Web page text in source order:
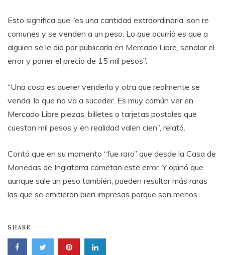
Esto significa que “es una cantidad extraordinaria, son re
comunes y se venden a un peso. Lo que ocurrió es que a
alguien se le dio por publicarla en Mercado Libre, señalar el
error y poner el precio de 15 mil pesos”.
“Una cosa es querer venderla y otra que realmente se
venda, lo que no va a suceder. Es muy común ver en
Mercado Libre piezas, billetes o tarjetas postales que
cuestan mil pesos y en realidad valen cien”, relató.
Contó que en su momento “fue raro” que desde la Casa de
Monedas de Inglaterra cometan este error. Y opinó que
aunque sale un peso también, pueden resultar más raras
las que se emitieron bien impresas porque son menos.
SHARE